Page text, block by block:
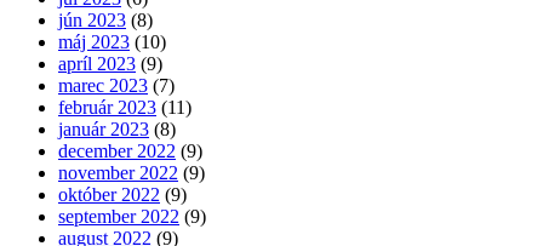
jún 2023 (8)
máj 2023 (10)
apríl 2023 (9)
marec 2023 (7)
február 2023 (11)
január 2023 (8)
december 2022 (9)
november 2022 (9)
október 2022 (9)
september 2022 (9)
august 2022 (9)